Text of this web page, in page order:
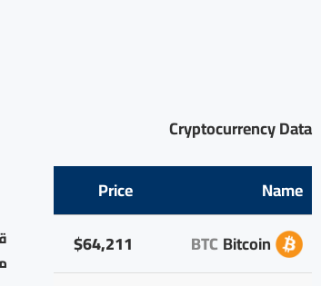
Cryptocurrency Data
Name
Price
Bitcoin
BTC
$64,211